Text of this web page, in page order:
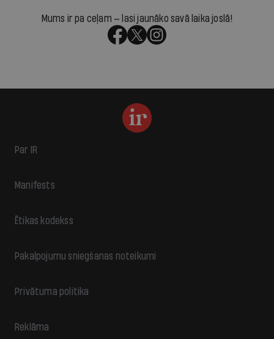
Mums ir pa ceļam — lasi jaunāko savā laika joslā!
Par IR
Manifests
Ētikas kodekss
Pakalpojumu sniegšanas noteikumi
Privātuma politika
Reklāma